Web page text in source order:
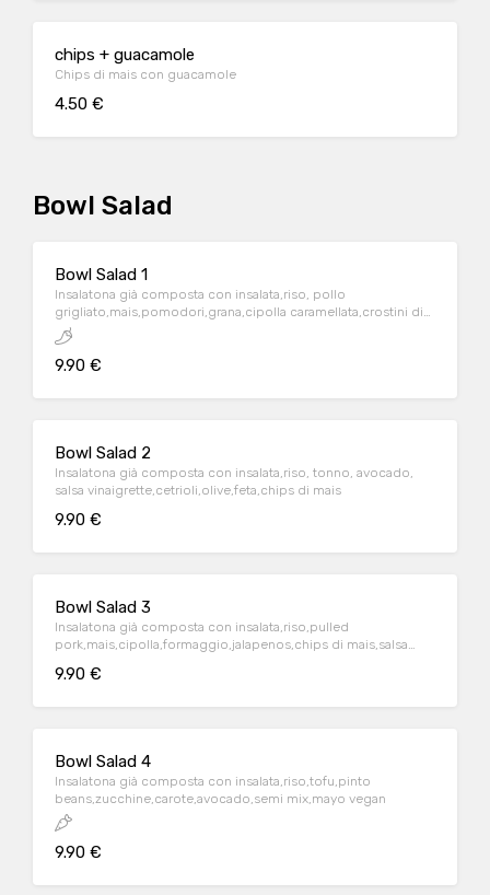
chips + guacamole
Chips di mais con guacamole
4.50 €
Bowl Salad
Bowl Salad 1
Insalatona già composta con insalata,riso, pollo
grigliato,mais,pomodori,grana,cipolla caramellata,crostini di
pane,salsa caesar
9.90 €
Bowl Salad 2
Insalatona già composta con insalata,riso, tonno, avocado,
salsa vinaigrette,cetrioli,olive,feta,chips di mais
9.90 €
Bowl Salad 3
Insalatona già composta con insalata,riso,pulled
pork,mais,cipolla,formaggio,jalapenos,chips di mais,salsa
9.90 €
Bowl Salad 4
Insalatona già composta con insalata,riso,tofu,pinto
beans,zucchine,carote,avocado,semi mix,mayo vegan
9.90 €